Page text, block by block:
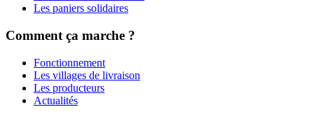
Les paniers solidaires
Comment ça marche ?
Fonctionnement
Les villages de livraison
Les producteurs
Actualités